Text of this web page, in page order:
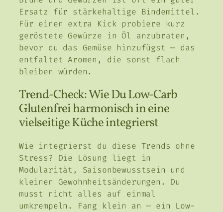
Ersatz für stärkehaltige Bindemittel.
Für einen extra Kick probiere kurz
geröstete Gewürze in Öl anzubraten,
bevor du das Gemüse hinzufügst — das
entfaltet Aromen, die sonst flach
bleiben würden.
Trend-Check: Wie Du Low-Carb
Glutenfrei harmonisch in eine
vielseitige Küche integrierst
Wie integrierst du diese Trends ohne
Stress? Die Lösung liegt in
Modularität, Saisonbewusstsein und
kleinen Gewohnheitsänderungen. Du
musst nicht alles auf einmal
umkrempeln. Fang klein an — ein Low-